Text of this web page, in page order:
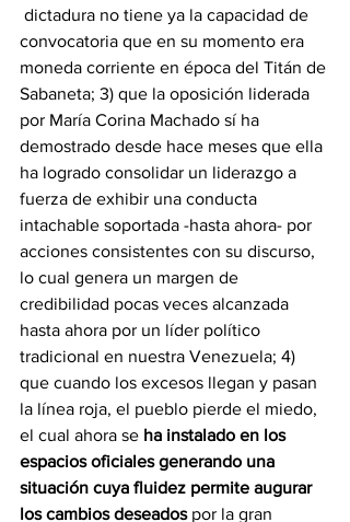
dictadura no tiene ya la capacidad de
convocatoria que en su momento era
moneda corriente en época del Titán de
Sabaneta; 3) que la oposición liderada
por María Corina Machado sí ha
demostrado desde hace meses que ella
ha logrado consolidar un liderazgo a
fuerza de exhibir una conducta
intachable soportada -hasta ahora- por
acciones consistentes con su discurso,
lo cual genera un margen de
credibilidad pocas veces alcanzada
hasta ahora por un líder político
tradicional en nuestra Venezuela; 4)
que cuando los excesos llegan y pasan
la línea roja, el pueblo pierde el miedo,
el cual ahora se ha instalado en los
espacios oficiales generando una
situación cuya fluidez permite augurar
los cambios deseados por la gran